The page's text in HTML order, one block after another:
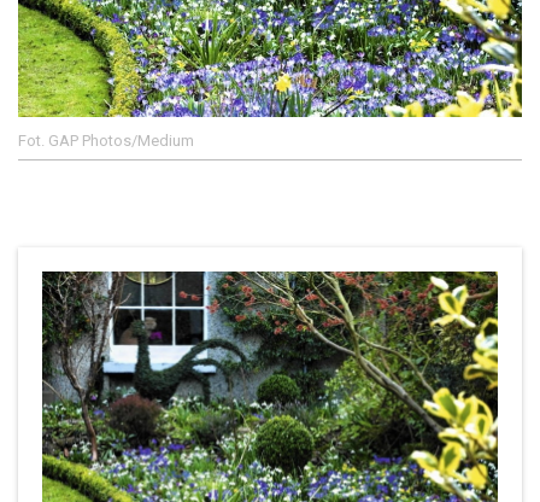
Fot. GAP Photos/Medium